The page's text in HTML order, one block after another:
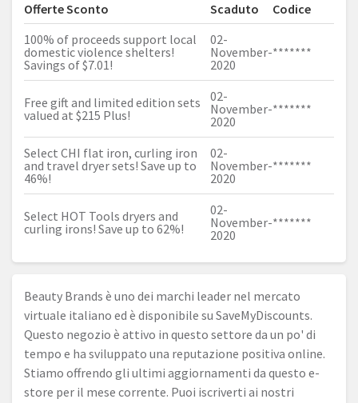
Offerte Sconto Scaduto
Codice
100% of proceeds support local
domestic violence shelters!
Savings of $7.01!
02-
November-
2020
*******
Free gift and limited edition sets
valued at $215 Plus!
02-
November-
2020
*******
Select CHI flat iron, curling iron
and travel dryer sets! Save up to
46%!
02-
November-
2020
*******
Select HOT Tools dryers and
curling irons! Save up to 62%!
02-
November-
2020
*******
Beauty Brands è uno dei marchi leader nel mercato
virtuale italiano ed è disponibile su SaveMyDiscounts.
Questo negozio è attivo in questo settore da un po' di
tempo e ha sviluppato una reputazione positiva online.
Stiamo offrendo gli ultimi aggiornamenti da questo e-
store per il mese corrente. Puoi iscriverti ai nostri